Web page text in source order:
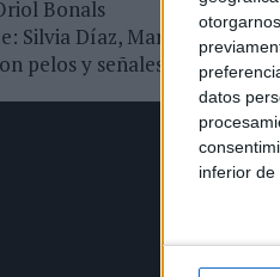
datos
inferior de
Bonals
Silvia Díaz, Marta Caudet
pelos y señales